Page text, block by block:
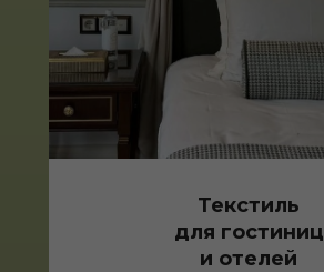
Текстиль
для гостиниц
и отелей